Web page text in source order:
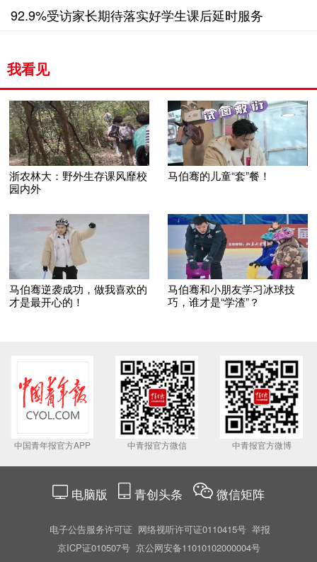
案
92.9%受访家长期待落实好学生课后延时服务
我看见
浙农林大：野外生存课风靡校
园内外
马伯骞的儿童“套”餐！
马伯骞逆袭成功，做我喜欢的
才是最开心的！
马伯骞和小朋友学习冰球技
巧，谁才是“学渣”？
中国青年报官方APP 中青报官方微信 中青报官方微博
电脑版 青创头条 微信矩阵
电子公告服务许可证 网络视听许可证0110415号 举报
京ICP证010507号 京公网安备11010102000004号